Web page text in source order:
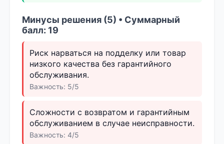
Минусы решения (5) • Суммарный
балл: 19
Риск нарваться на подделку или товар
низкого качества без гарантийного
обслуживания.
Важность: 5/5
Сложности с возвратом и гарантийным
обслуживанием в случае неисправности.
Важность: 4/5